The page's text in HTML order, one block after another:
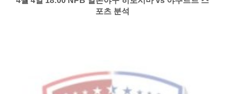
포츠 분석